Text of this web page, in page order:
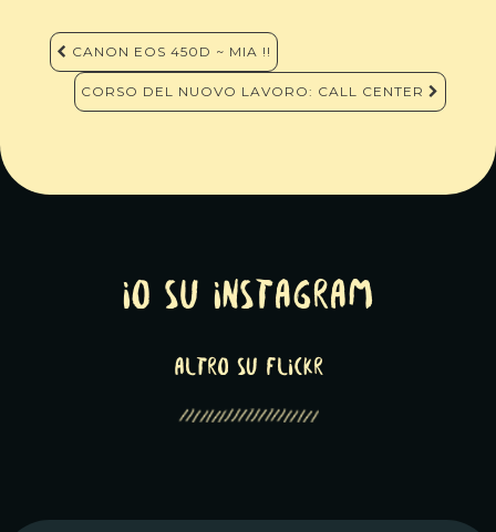
Navigazione
articoli
CANON EOS 450D ~ MIA !!
CORSO DEL NUOVO LAVORO: CALL CENTER
Io su Instagram
altro su Flickr